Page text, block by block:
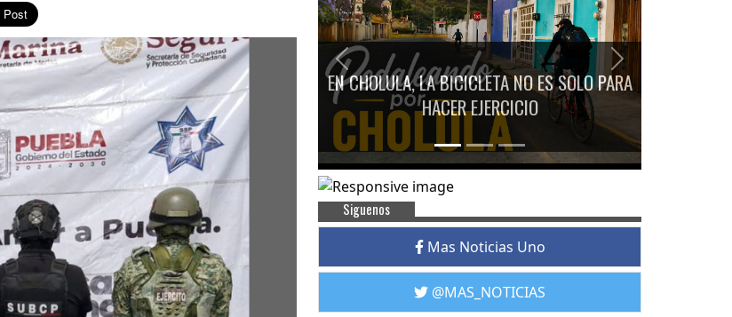
EN CHOLULA, LA BICICLETA NO ES SOLO PARA
HACER EJERCICIO
Previous Next
Siguenos
Mas Noticias Uno
@MAS_NOTICIAS